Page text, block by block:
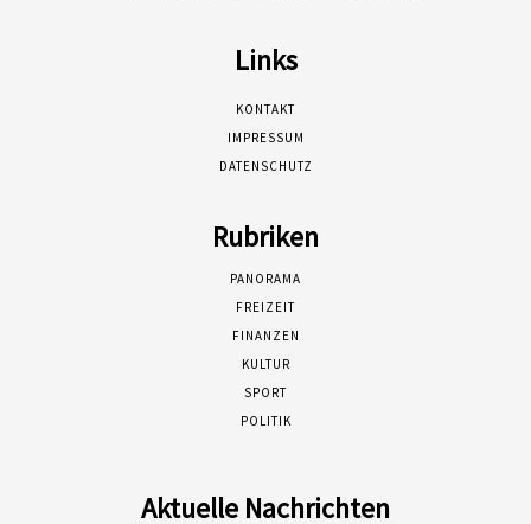
Links
KONTAKT
IMPRESSUM
DATENSCHUTZ
Rubriken
PANORAMA
FREIZEIT
FINANZEN
KULTUR
SPORT
POLITIK
Aktuelle Nachrichten